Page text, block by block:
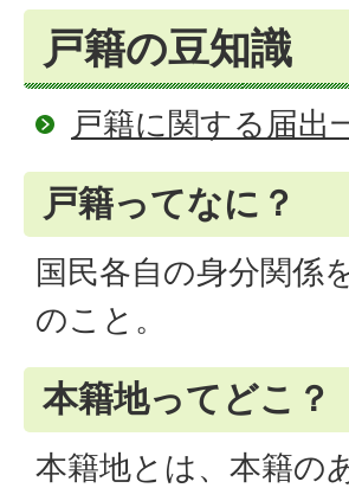
戸籍の豆知識
戸籍に関する届出
戸籍ってなに？
国民各自の身分関係
のこと。
本籍地ってどこ？
本籍地とは、本籍の